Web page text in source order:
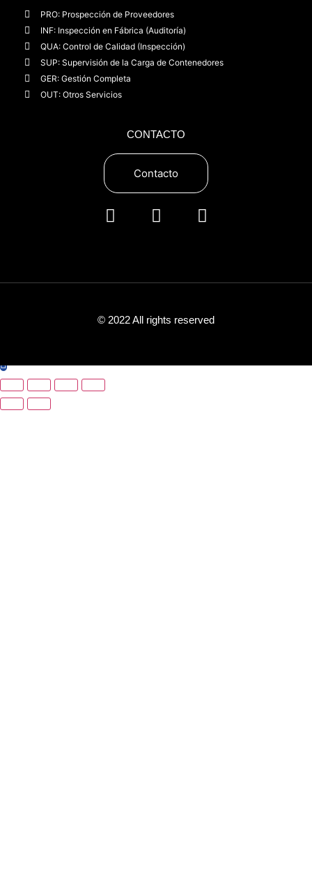
PRO: Prospección de Proveedores
INF: Inspección en Fábrica (Auditoría)
QUA: Control de Calidad (Inspección)
SUP: Supervisión de la Carga de Contenedores
GER: Gestión Completa
OUT: Otros Servicios
CONTACTO
Contacto
© 2022 All rights reserved